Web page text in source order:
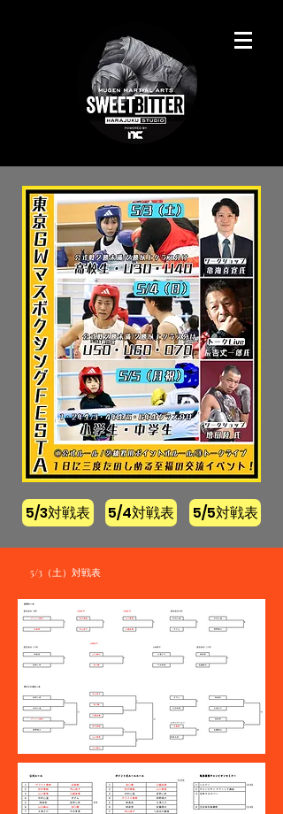
5/3対戦表 5/4対戦表 5/5対戦表
5/3（土）​対戦表